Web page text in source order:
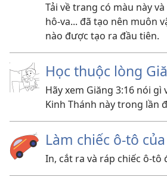
Tải về trang có màu này
hô-va... đã tạo nên muôn
nào được tạo ra đầu tiên.
Học thuộc lòng
Hãy xem Giăng 3:16 nói gì
Kinh Thánh này trong lần
Làm chiếc ô-tô
In, cắt ra và ráp chiếc ô-tô